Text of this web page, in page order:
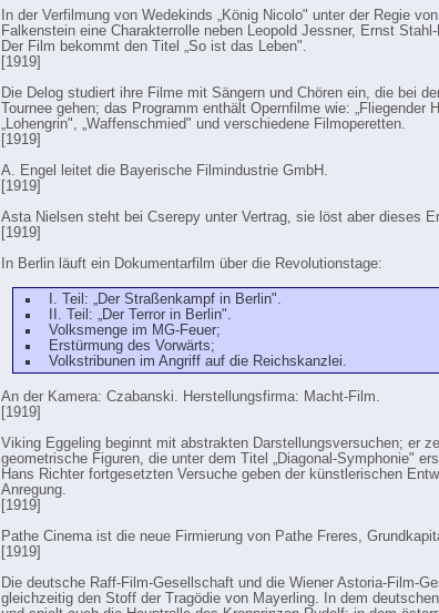
In der Verfilmung von Wedekinds „König Nicolo" unter der Regie
Falkenstein eine Charakterrolle neben Leopold Jessner, Ernst
Der Film bekommt den Titel „So ist das Leben".
[1919]
Die Delog studiert ihre Filme mit Sängern und Chören ein, die bei
Tournee gehen; das Programm enthält Opernfilme wie: „Fliegender
„Lohengrin", „Waffenschmied" und verschiedene Filmoperetten.
[1919]
A. Engel leitet die Bayerische Filmindustrie GmbH.
[1919]
Asta Nielsen steht bei Cserepy unter Vertrag, sie löst aber dieses
[1919]
In Berlin läuft ein Dokumentarfilm über die Revolutionstage:
I. Teil: „Der Straßenkampf in Berlin".
II. Teil: „Der Terror in Berlin".
Volksmenge im MG-Feuer;
Erstürmung des Vorwärts;
Volkstribunen im Angriff auf die Reichskanzlei.
An der Kamera: Czabanski. Herstellungsfirma: Macht-Film.
[1919]
Viking Eggeling beginnt mit abstrakten Darstellungsversuchen; er
geometrische Figuren, die unter dem Titel „Diagonal-Symphonie"
Hans Richter fortgesetzten Versuche geben der künstlerischen
Anregung.
[1919]
Pathe Cinema ist die neue Firmierung von Pathe Freres,
[1919]
Die deutsche Raff-Film-Gesellschaft und die Wiener Astoria-Film-
gleichzeitig den Stoff der Tragödie von Mayerling. In dem